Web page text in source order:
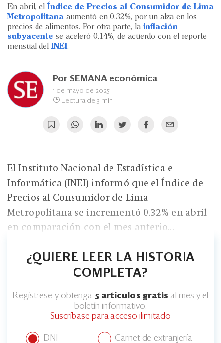
Ranking CEO
Edición Impresa
En abril, el
Índice de Precios al Consumidor de Lima
Metropolitana aumentó en 0.32%, por un alza en los
precios de alimentos. Por otra parte, la inflación
subyacente se aceleró 0.14%, de acuerdo con el reporte
mensual del
INEI .
Por SEMANA económica
1 de mayo de 2025
Lectura de 3 min
El Instituto Nacional de Estadística e
Informática (INEI) informó que el Índice de
Precios al Consumidor de Lima
Metropolitana se incrementó 0.32% en abril
en comparación con el mes anterio...
¿QUIERE LEER LA HISTORIA
COMPLETA?
Regístrese y obtenga 5 artículos gratis al mes y el
boletín informativo.
Suscríbase para acceso ilimitado
DNI Carnet de extranjería